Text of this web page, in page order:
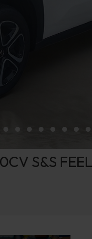
S&S FEEL